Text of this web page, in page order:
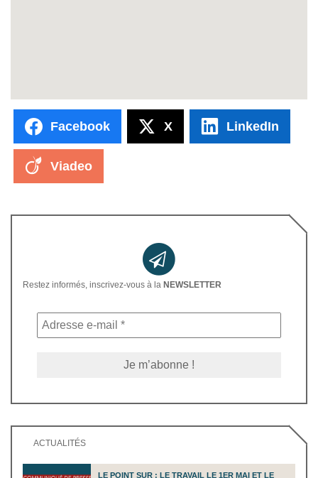
Facebook X LinkedIn
Viadeo
Restez informés, inscrivez-vous à la NEWSLETTER
ACTUALITÉS
LE POINT SUR : LE TRAVAIL LE 1ER MAI ET LE